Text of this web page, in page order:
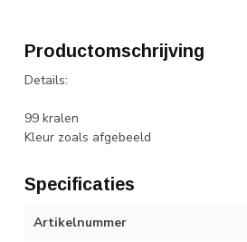
Productomschrijving
Details:
99 kralen
Kleur zoals afgebeeld
Specificaties
Artikelnummer